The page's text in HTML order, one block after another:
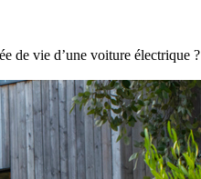
de vie d’une voiture électrique ?